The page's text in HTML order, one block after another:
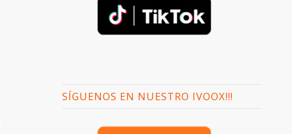
SÍGUENOS EN NUESTRO IVOOX!!!